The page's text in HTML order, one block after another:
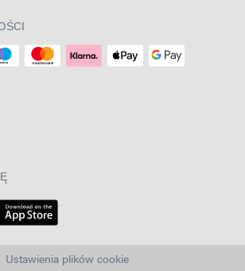
Ustawienia plików cookie